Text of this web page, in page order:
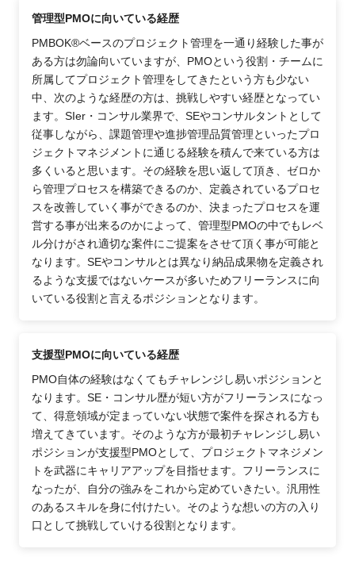
管理型PMOに向いている経歴
PMBOK®ベースのプロジェクト管理を一通り経験した事が
ある方は勿論向いていますが、PMOという役割・チームに
所属してプロジェクト管理をしてきたという方も少ない
中、次のような経歴の方は、挑戦しやすい経歴となってい
ます。SIer・コンサル業界で、SEやコンサルタントとして
従事しながら、課題管理や進捗管理品質管理といったプロ
ジェクトマネジメントに通じる経験を積んで来ている方は
多くいると思います。その経験を思い返して頂き、ゼロか
ら管理プロセスを構築できるのか、定義されているプロセ
スを改善していく事ができるのか、決まったプロセスを運
営する事が出来るのかによって、管理型PMOの中でもレベ
ル分けがされ適切な案件にご提案をさせて頂く事が可能と
なります。SEやコンサルとは異なり納品成果物を定義され
るような支援ではないケースが多いためフリーランスに向
いている役割と言えるポジションとなります。
支援型PMOに向いている経歴
PMO自体の経験はなくてもチャレンジし易いポジションと
なります。SE・コンサル歴が短い方がフリーランスになっ
て、得意領域が定まっていない状態で案件を探される方も
増えてきています。そのような方が最初チャレンジし易い
ポジションが支援型PMOとして、プロジェクトマネジメン
トを武器にキャリアアップを目指せます。フリーランスに
なったが、自分の強みをこれから定めていきたい。汎用性
のあるスキルを身に付けたい。そのような想いの方の入り
口として挑戦していける役割となります。